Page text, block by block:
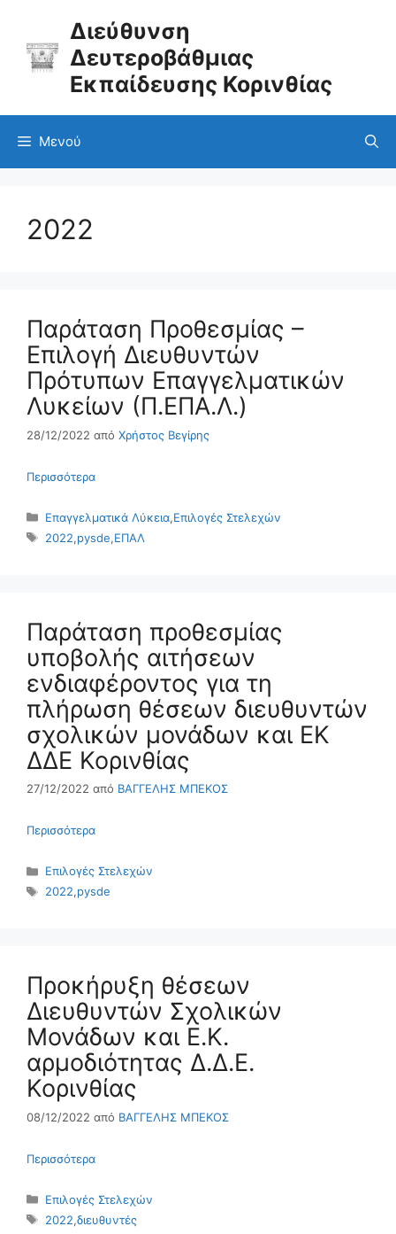
Διεύθυνση
Δευτεροβάθμιας
Εκπαίδευσης Κορινθίας
Μενού
2022
Παράταση Προθεσμίας –
Επιλογή Διευθυντών
Πρότυπων Επαγγελματικών
Λυκείων (Π.ΕΠΑ.Λ.)
28/12/2022 από Χρήστος Βεγίρης
Περισσότερα
Κατηγορίες
Επαγγελματικά Λύκεια,Επιλογές Στελεχών
Ετικέτες
2022,pysde,ΕΠΑΛ
Παράταση προθεσμίας
υποβολής αιτήσεων
ενδιαφέροντος για τη
πλήρωση θέσεων διευθυντών
σχολικών μονάδων και ΕΚ
ΔΔΕ Κορινθίας
27/12/2022 από ΒΑΓΓΕΛΗΣ ΜΠΕΚΟΣ
Περισσότερα
Κατηγορίες
Επιλογές Στελεχών
Ετικέτες
2022,pysde
Προκήρυξη θέσεων
Διευθυντών Σχολικών
Μονάδων και Ε.Κ.
αρμοδιότητας Δ.Δ.Ε.
Κορινθίας
08/12/2022 από ΒΑΓΓΕΛΗΣ ΜΠΕΚΟΣ
Περισσότερα
Κατηγορίες
Επιλογές Στελεχών
Ετικέτες
2022,διευθυντές